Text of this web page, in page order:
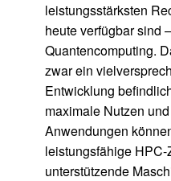
leistungsstärksten
heute verfügbar sind
Quantencomputing.
zwar ein
Entwicklung
maximale Nutzen
Anwendungen
leistungsfähige
unterstützende